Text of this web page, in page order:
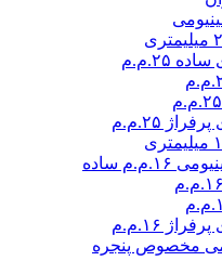
۲۵.م.م
۲۵.م.م
ساده
۱۶.م.م
مخصوص پنجره